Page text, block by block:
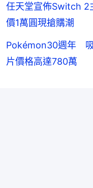
任天堂宣佈Switch 2
價1萬圓現搶購潮
Pokémon30週年
片價格高達780萬